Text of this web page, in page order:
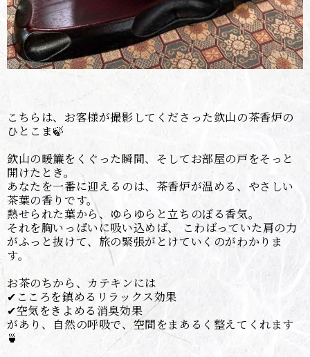
こちらは、お客様が撮影してくださった欽山の茶香炉の
ひとこま🍃
欽山の暖簾をくぐった瞬間、そしてお部屋の戸をそっと
開けたとき。
あなたを一番に迎えるのは、茶香炉が温める、やさしい
茶葉の香りです。
熱せられた葉から、ゆらゆらと立ちのぼる香気。
それを胸いっぱいに吸い込めば、 こわばっていた肩の力
がふっと抜けて、旅の緊張がとけていくのがわかりま
す。
お茶のちから、カテキンには
✔︎こころを鎮めるリラックス効果
✔︎空気をきよめる消臭効果
があり、自然の呼吸で、空間をまあるく整えてくれます
🍵